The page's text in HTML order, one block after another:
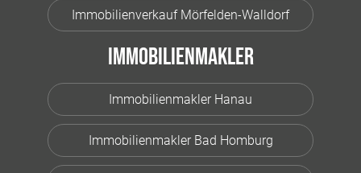
Immobilienverkauf Mörfelden-Walldorf
Immobilienmakler
Immobilienmakler Hanau
Immobilienmakler Bad Homburg